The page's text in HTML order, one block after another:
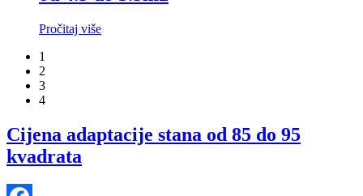
Pročitaj više
1
2
3
4
Cijena adaptacije stana od 85 do 95
kvadrata